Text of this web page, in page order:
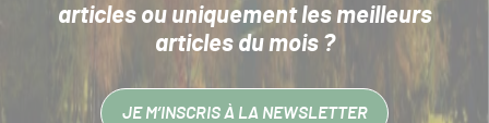
articlesou uniquement les meilleurs
articles du mois ?
JE M’INSCRIS À LA NEWSLETTER